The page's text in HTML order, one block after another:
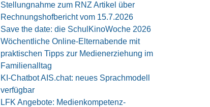
Stellungnahme zum RNZ Artikel über
Rechnungshofbericht vom 15.7.2026
Save the date: die SchulKinoWoche 2026
Wöchentliche Online-Elternabende mit
praktischen Tipps zur Medienerziehung im
Familienalltag
KI-Chatbot AIS.chat: neues Sprachmodell
verfügbar
LFK Angebote: Medienkompetenz-